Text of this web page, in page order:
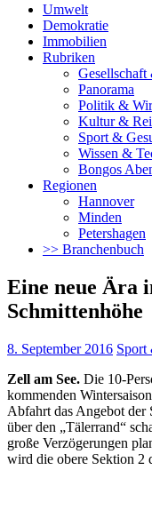
Umwelt
Demokratie
Immobilien
Rubriken
Gesellschaft
Panorama
Politik &
Kultur &
Sport &
Wissen &
Bongos
Regionen
Hannover
Minden
Petershagen
>> Branchenbuch
Eine neue Ära
Schmittenhöhe
8. September 2016 Sport
Zell am See. Die 10-
kommenden
Abfahrt das Angebot der
über den „Tälerrand“
große Verzögerungen
wird die obere Sektion 2